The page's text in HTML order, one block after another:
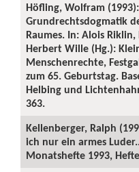
Höfling, Wolfram
Grundrechtsdogmatik
Raumes. In: Alois
Herbert Wille (Hg.):
Menschenrechte,
zum 65. Geburtstag.
Helbing und
363.
Kellenberger, Ralph
ich nur ein armes
Monatshefte 1993,